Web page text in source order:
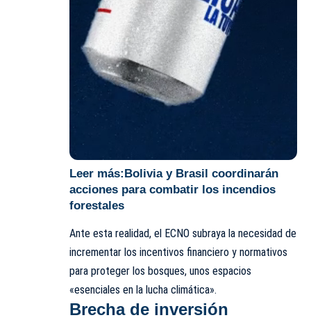
Leer más:Bolivia y Brasil coordinarán
acciones para combatir los incendios
forestales
Ante esta realidad, el ECNO subraya la necesidad de
incrementar los incentivos financiero y normativos
para proteger los bosques, unos espacios
«esenciales en la lucha climática».
Brecha de inversión